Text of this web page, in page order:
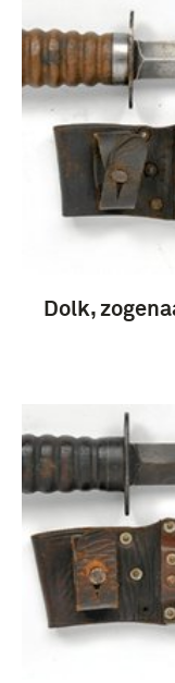
Duitsland
Groot-
Frankrijk (52)
Meer
Dolk,